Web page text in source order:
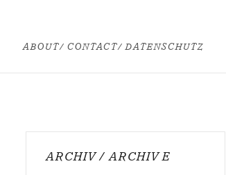
ABOUT/ CONTACT/ DATENSCHUTZ
ARCHIV/ ARCHIVE